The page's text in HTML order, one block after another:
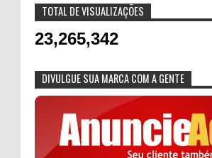
TOTAL DE VISUALIZAÇÕES
23,265,342
DIVULGUE SUA MARCA COM A GENTE